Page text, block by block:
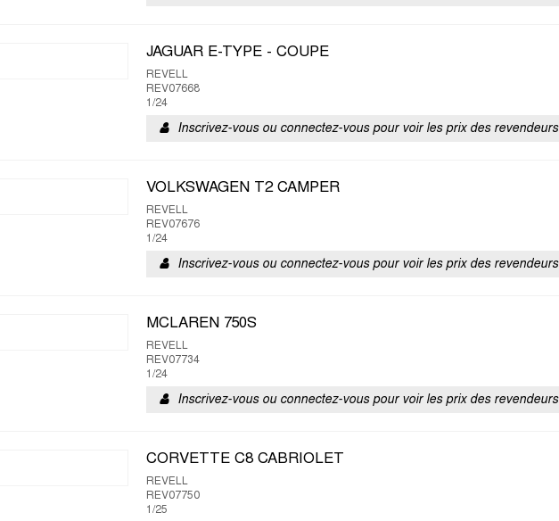
JAGUAR E-TYPE - COUPE
REVELL
REV07668
1/24
Inscrivez-vous ou connectez-vous pour voir les prix des revendeurs
VOLKSWAGEN T2 CAMPER
REVELL
REV07676
1/24
Inscrivez-vous ou connectez-vous pour voir les prix des revendeurs
MCLAREN 750S
REVELL
REV07734
1/24
Inscrivez-vous ou connectez-vous pour voir les prix des revendeurs
CORVETTE C8 CABRIOLET
REVELL
REV07750
1/25